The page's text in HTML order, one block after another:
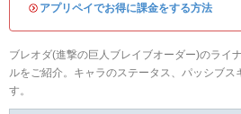
・ アプリペイでお得に課金をする方法
ブレオダ(進撃の巨人ブレイブオーダー)のライ
ルをご紹介。キャラのステータス、パッシブス
す。